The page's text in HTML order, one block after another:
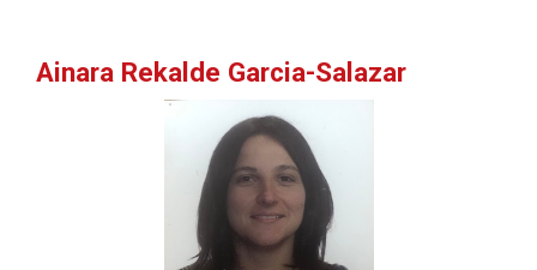
Ainara Rekalde Garcia-Salazar